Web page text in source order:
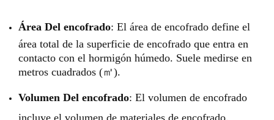
Área Del encofrado: El área de encofrado define el
área total de la superficie de encofrado que entra en
contacto con el hormigón húmedo. Suele medirse en
metros cuadrados (㎡).
Volumen Del encofrado: El volumen de encofrado
incluye el volumen de materiales de encofrado.